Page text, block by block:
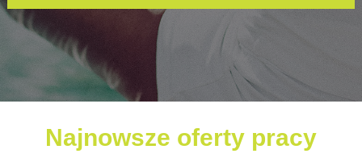
Najnowsze oferty pracy